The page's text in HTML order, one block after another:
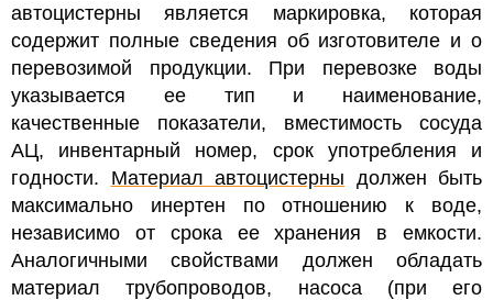
автоцистерны является маркировка, которая
содержит полные сведения об изготовителе и о
перевозимой продукции. При перевозке воды
указывается ее тип и наименование,
качественные показатели, вместимость сосуда
АЦ, инвентарный номер, срок употребления и
годности. Материал автоцистерны должен быть
максимально инертен по отношению к воде,
независимо от срока ее хранения в емкости.
Аналогичными свойствами должен обладать
материал трубопроводов, насоса (при его